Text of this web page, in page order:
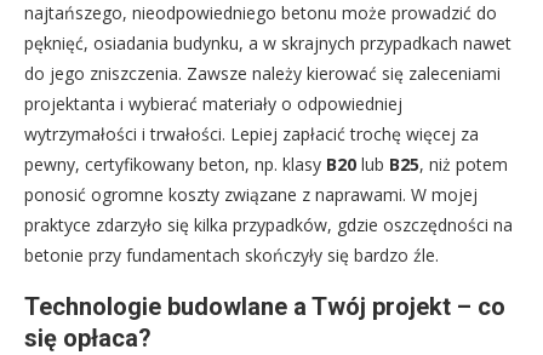
najtańszego, nieodpowiedniego betonu może prowadzić do
pęknięć, osiadania budynku, a w skrajnych przypadkach nawet
do jego zniszczenia. Zawsze należy kierować się zaleceniami
projektanta i wybierać materiały o odpowiedniej
wytrzymałości i trwałości. Lepiej zapłacić trochę więcej za
pewny, certyfikowany beton, np. klasy B20 lub B25, niż potem
ponosić ogromne koszty związane z naprawami. W mojej
praktyce zdarzyło się kilka przypadków, gdzie oszczędności na
betonie przy fundamentach skończyły się bardzo źle.
Technologie budowlane a Twój projekt – co
się opłaca?